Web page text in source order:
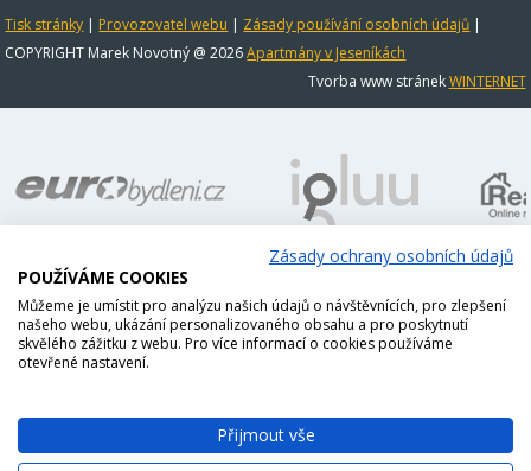
Tisk stránky | Provozovatel webu | Zásady používání osobních údajů |
COPYRIGHT Marek Novotný @ 2026Apartmány v Jeseníkách
Tvorba www stránekWINTERNET
Zásady ochrany osobních údajů
POUŽÍVÁME COOKIES
Můžeme je umístit pro analýzu našich údajů o návštěvnících, pro zlepšení
našeho webu, ukázání personalizovaného obsahu a pro poskytnutí
skvělého zážitku z webu. Pro více informací o cookies používáme
otevřené nastavení.
Přijmout vše